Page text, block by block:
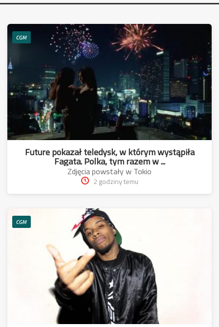
CGM
Future pokazał teledysk, w którym wystąpiła
Fagata. Polka, tym razem w ...
Zdjęcia powstały w Tokio
2 godziny temu
CGM